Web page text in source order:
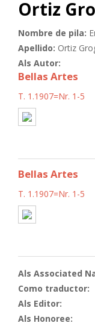
Ortiz
Nombre de pila:
Apellido: Ortiz
Als Autor:
Bellas Artes
T. 1.1907=Nr. 1-5
Bellas Artes
T. 1.1907=Nr. 1-5
Als Associated
Como traductor:
Als Editor:
Als Honoree: